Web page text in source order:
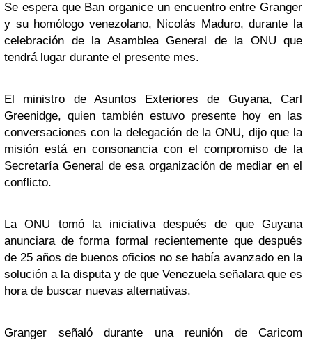
Se espera que Ban organice un encuentro entre Granger
y su homólogo venezolano, Nicolás Maduro, durante la
celebración de la Asamblea General de la ONU que
tendrá lugar durante el presente mes.
El ministro de Asuntos Exteriores de Guyana, Carl
Greenidge, quien también estuvo presente hoy en las
conversaciones con la delegación de la ONU, dijo que la
misión está en consonancia con el compromiso de la
Secretaría General de esa organización de mediar en el
conflicto.
La ONU tomó la iniciativa después de que Guyana
anunciara de forma formal recientemente que después
de 25 años de buenos oficios no se había avanzado en la
solución a la disputa y de que Venezuela señalara que es
hora de buscar nuevas alternativas.
Granger señaló durante una reunión de Caricom